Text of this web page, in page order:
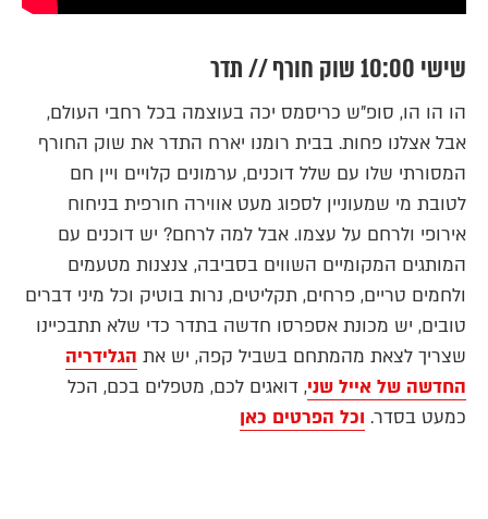
שישי 10:00 שוק חורף // תדר
הו הו הו, סופ"ש כריסמס יכה בעוצמה בכל רחבי העולם,
אבל אצלנו פחות. בבית רומנו יארח התדר את שוק החורף
המסורתי שלו עם שלל דוכנים, ערמונים קלויים ויין חם
לטובת מי שמעוניין לספוג מעט אווירה חורפית בניחוח
אירופי ולרחם על עצמו. אבל למה לרחם? יש דוכנים עם
המותגים המקומיים השווים בסביבה, צנצנות מטעמים
ולחמים טריים, פרחים, תקליטים, נרות בוטיק וכל מיני דברים
טובים, יש מכונת אספרסו חדשה בתדר כדי שלא תתבכיינו
שצריך לצאת מהמתחם בשביל קפה, יש את הגלידריה
החדשה של אייל שני, דואגים לכם, מטפלים בכם, הכל
כמעט בסדר. וכל הפרטים כאן